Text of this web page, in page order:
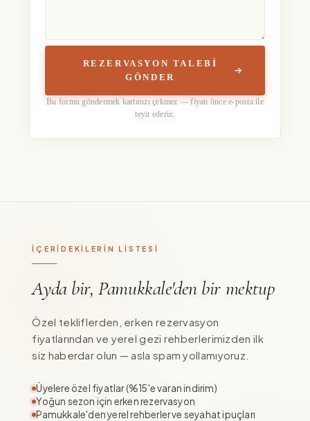
REZERVASYON TALEBI
GÖNDER
Bu formu göndermek kartınızı çekmez — fiyatı önce e-posta ile
teyit ederiz.
İÇERİDEKİLERİN LİSTESİ
Ayda bir, Pamukkale'den bir mektup
Özel tekliflerden, erken rezervasyon
fiyatlarından ve yerel gezi rehberlerimizden ilk
siz haberdar olun — asla spam yollamıyoruz.
Üyelere özel fiyatlar (%15'e varan indirim)
Yoğun sezon için erken rezervasyon
Pamukkale'den yerel rehberler ve seyahat ipuçları